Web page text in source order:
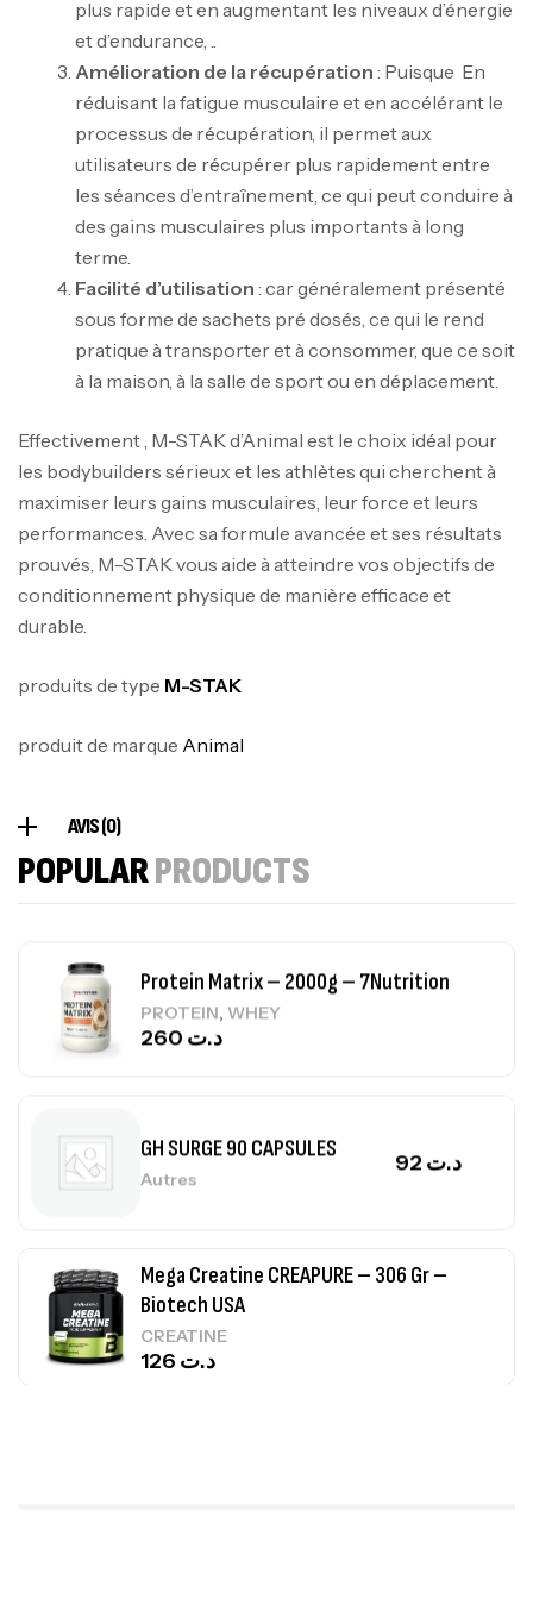
plus rapide et en augmentant les niveaux d’énergie
et d’endurance, ..
Amélioration de la récupération : Puisque En
réduisant la fatigue musculaire et en accélérant le
processus de récupération, il permet aux
utilisateurs de récupérer plus rapidement entre
les séances d’entraînement, ce qui peut conduire à
des gains musculaires plus importants à long
terme.
Facilité d’utilisation : car généralement présenté
sous forme de sachets pré dosés, ce qui le rend
pratique à transporter et à consommer, que ce soit
à la maison, à la salle de sport ou en déplacement.
Effectivement , M-STAK d’Animal est le choix idéal pour
les bodybuilders sérieux et les athlètes qui cherchent à
maximiser leurs gains musculaires, leur force et leurs
performances. Avec sa formule avancée et ses résultats
prouvés, M-STAK vous aide à atteindre vos objectifs de
conditionnement physique de manière efficace et
durable.
produits de type M-STAK
produit de marque Animal
AVIS (0)
POPULARPRODUCTS
Mega Creatine CREAPURE – 306 Gr –
Biotech USA
د.ت126
100% Pure Whey – 2,27kg – BIOTECHUSA
د.ت269
Omega 3 – 100 Gélules – Scitec Nutrition
CREATINE
Protein Matrix – 2000g – 7Nutrition
PROTEIN, WHEY
د.ت
GH SURGE 90 CAPSULES
Autres
د.ت
Mega Creatine CREAPURE – 306 Gr –
Biotech USA
CREATINE
د.ت